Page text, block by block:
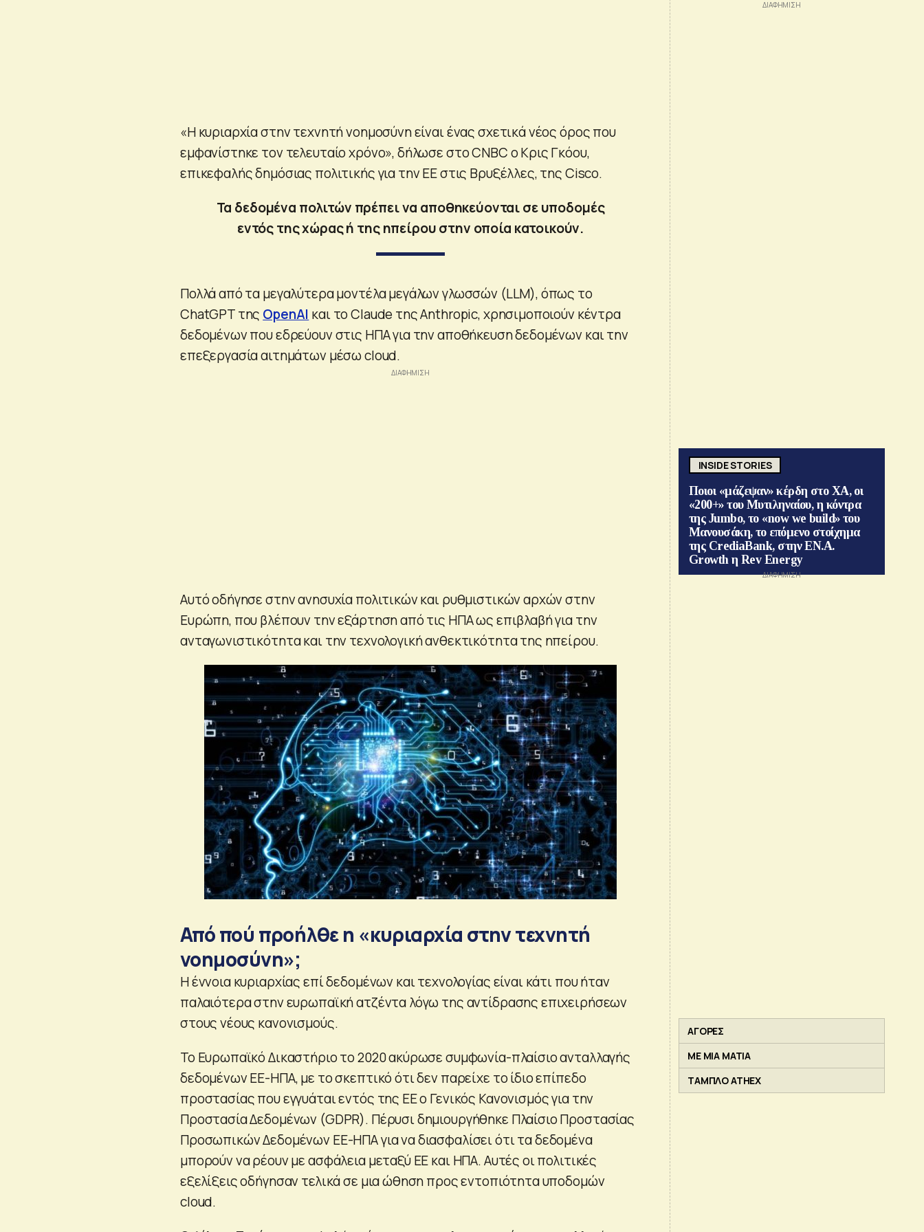
«Η κυριαρχία στην τεχνητή νοημοσύνη είναι ένας σχετικά νέος όρος που
εμφανίστηκε τον τελευταίο χρόνο», δήλωσε στο CNBC ο Κρις Γκόου,
επικεφαλής δημόσιας πολιτικής για την ΕΕ στις Βρυξέλλες, της Cisco.
Τα δεδομένα πολιτών πρέπει να αποθηκεύονται σε υποδομές
εντός της χώρας ή της ηπείρου στην οποία κατοικούν.
Πολλά από τα μεγαλύτερα μοντέλα μεγάλων γλωσσών (LLM), όπως το
ChatGPT της OpenAI και το Claude της Anthropic, χρησιμοποιούν κέντρα
δεδομένων που εδρεύουν στις ΗΠΑ για την αποθήκευση δεδομένων και την
επεξεργασία αιτημάτων μέσω cloud.
Αυτό οδήγησε στην ανησυχία πολιτικών και ρυθμιστικών αρχών στην
Ευρώπη, που βλέπουν την εξάρτηση από τις ΗΠΑ ως επιβλαβή για την
ανταγωνιστικότητα και την τεχνολογική ανθεκτικότητα της ηπείρου.
Από πού προήλθε η «κυριαρχία στην τεχνητή
νοημοσύνη»;
Η έννοια κυριαρχίας επί δεδομένων και τεχνολογίας είναι κάτι που ήταν
παλαιότερα στην ευρωπαϊκή ατζέντα λόγω της αντίδρασης επιχειρήσεων
στους νέους κανονισμούς.
Το Ευρωπαϊκό Δικαστήριο το 2020 ακύρωσε συμφωνία-πλαίσιο ανταλλαγής
δεδομένων ΕΕ-ΗΠΑ, με το σκεπτικό ότι δεν παρείχε το ίδιο επίπεδο
προστασίας που εγγυάται εντός της ΕΕ ο Γενικός Κανονισμός για την
Προστασία Δεδομένων (GDPR). Πέρυσι δημιουργήθηκε Πλαίσιο Προστασίας
Προσωπικών Δεδομένων ΕΕ-ΗΠΑ για να διασφαλίσει ότι τα δεδομένα
μπορούν να ρέουν με ασφάλεια μεταξύ ΕΕ και ΗΠΑ. Αυτές οι πολιτικές
εξελίξεις οδήγησαν τελικά σε μια ώθηση προς εντοπιότητα υποδομών
cloud.
INSIDE STORIES
Ποιοι «μάζεψαν» κέρδη στο ΧΑ, οι
«200+» του Μυτιληναίου, η κόντρα
της Jumbo, το «now we build» του
Μανουσάκη, το επόμενο στοίχημα
της CrediaBank, στην ΕΝ.Α.
Growth η Rev Energy
ΑΓΟΡΕΣ
ΜΕ ΜΙΑ ΜΑΤΙΑ
ΤΑΜΠΛΟ ATHEX